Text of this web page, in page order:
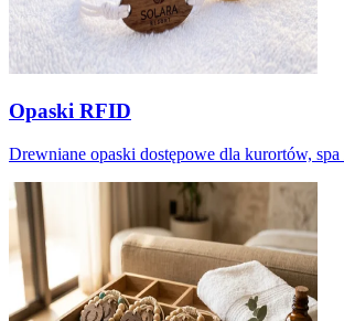
Opaski RFID
Drewniane opaski dostępowe dla kurortów,